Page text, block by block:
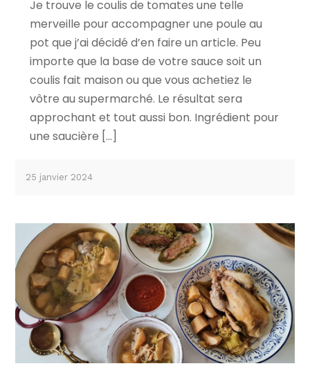
Je trouve le coulis de tomates une telle
merveille pour accompagner une poule au
pot que j’ai décidé d’en faire un article. Peu
importe que la base de votre sauce soit un
coulis fait maison ou que vous achetiez le
vôtre au supermarché. Le résultat sera
approchant et tout aussi bon. Ingrédient pour
une saucière […]
25 janvier 2024